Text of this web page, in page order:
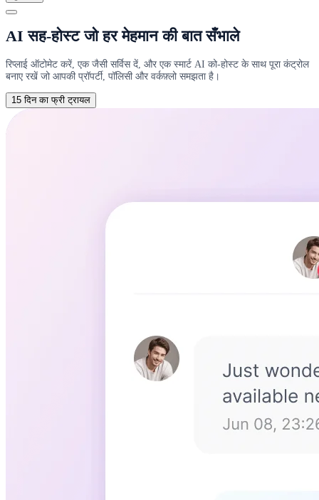
AI सह-होस्ट जो हर मेहमान की बात सँभाले
रिप्लाई ऑटोमेट करें, एक जैसी सर्विस दें, और एक स्मार्ट AI को-होस्ट के साथ पूरा कंट्रोल
बनाए रखें जो आपकी प्रॉपर्टी, पॉलिसी और वर्कफ़्लो समझता है।
15 दिन का फ्री ट्रायल